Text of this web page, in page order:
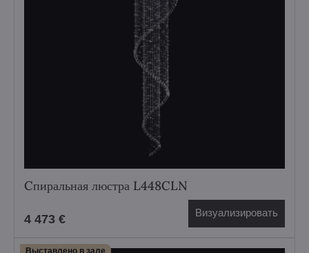
Cпиральная люстра L448CLN
4 473 € Визуализировать
Выставлено в зале